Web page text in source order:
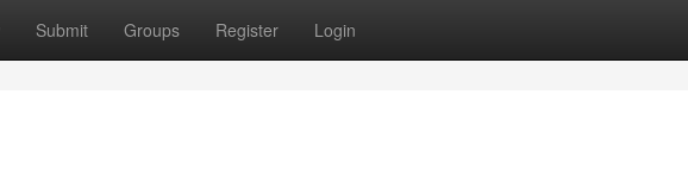
Submit Groups Register Login